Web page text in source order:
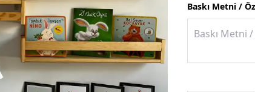
Baskı Metni /